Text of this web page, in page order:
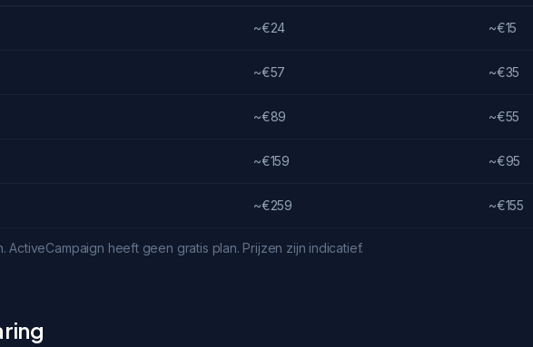
~€24 ~€15
~€57 ~€35
~€89 ~€55
~€159 ~€95
~€259 ~€155
heeft geen gratis plan. Prijzen zijn indicatief.